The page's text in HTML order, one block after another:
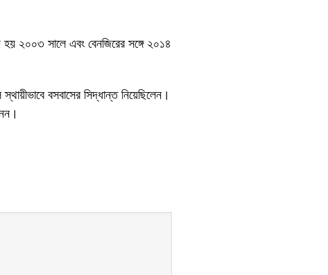
২০০৩ সালে এবং বেনজিরের সঙ্গে ২০১৪
বসবাসের সিদ্ধান্ত নিয়েছিলেন।